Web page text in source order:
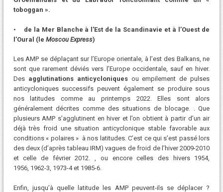
toboggan ».
• de la Mer Blanche à l’Est de la Scandinavie et à l’Ouest de
l’Oural (le Moscou Express)
Les AMP se déplaçant sur l’Europe orientale, à l’est des Balkans, ne
sont que rarement déviés vers l’Europe occidentale, sauf en hiver.
Des agglutinations anticycloniquesou empilement de pulses
anticycloniques successifs peuvent également se produire sous
nos latitudes comme au printemps 2022. Elles sont alors
généralement décrites comme des situations de blocage. . Que
plusieurs AMP s’agglutinent en hiver et l’on obtient à partir d’un air
déjà très froid une situation anticyclonique stable favorable aux
conditions « polaires » à nos latitudes. C’est ce qui s’est passé lors
des deux (d’après tableau IRM) vagues de froid de l’hiver 2009-2010
et celle de février 2012. , ou encore celles des hivers 1954,
1956, 1962-3, 1973-4 et 1985-6.
Enfin, jusqu’à quelle latitude les AMP peuvent-ils se déplacer ?